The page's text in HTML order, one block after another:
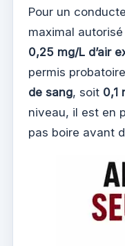
Pour un
maximal
0,25 mg/L d’air
permis
de sang, soit 0,1
niveau, il est en
pas boire avant